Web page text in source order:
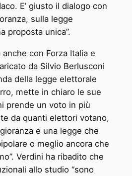
E’ giusto il dialogo con
sulla legge
proposta unica”.
con Forza Italia e
da Silvio Berlusconi
della legge elettorale
mette in chiaro le sue
prende un voto in più
da quanti elettori votano,
e una legge che
o meglio ancora che
Verdini ha ribadito che
allo studio “sono